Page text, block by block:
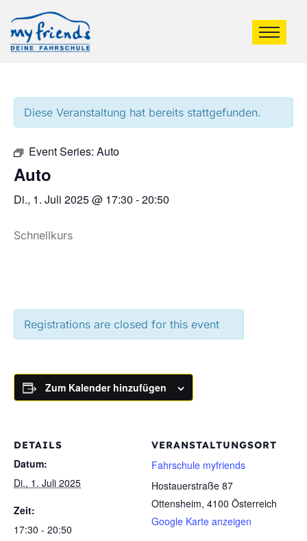
Diese Veranstaltung hat bereits stattgefunden.
Event Series: Auto
Auto
Di., 1. Juli 2025 @ 17:30 -20:50
Schnellkurs
Registrations are closed for this event
Zum Kalender hinzufügen
DETAILS
Datum:
Di., 1. Juli 2025
Zeit:
17:30 - 20:50
VERANSTALTUNGSORT
Fahrschule myfriends
Hostauerstraße 87
Ottensheim, 4100 Österreich
Google Karte anzeigen